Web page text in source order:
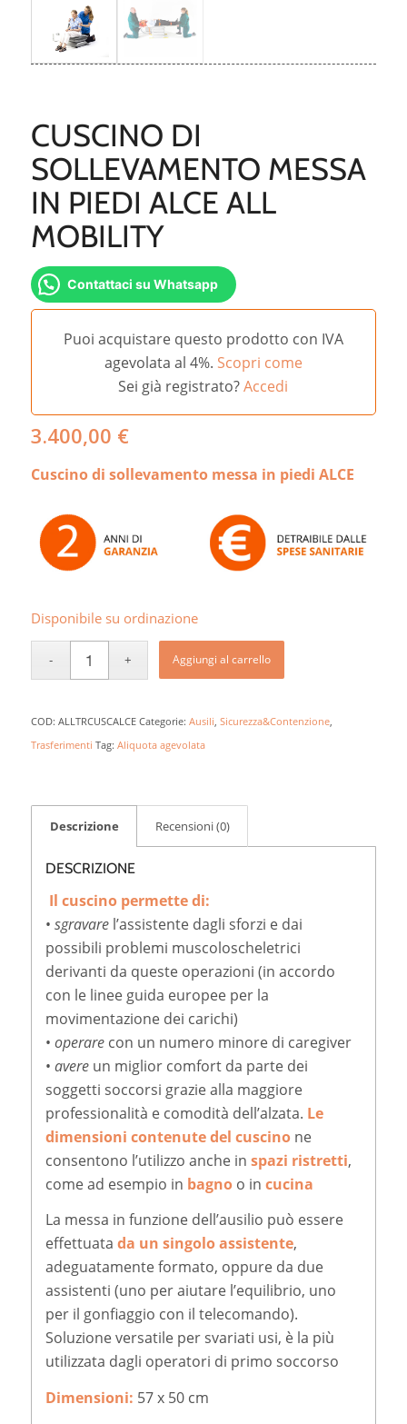
CUSCINO DI
SOLLEVAMENTO MESSA
IN PIEDI ALCE ALL
MOBILITY
Contattaci su Whatsapp
Puoi acquistare questo prodotto con IVA
agevolata al 4%. Scopri come
Sei già registrato?Accedi
3.400,00 €
Cuscino di sollevamento messa in piedi ALCE
Disponibile su ordinazione
Aggiungi al carrello
COD: ALLTRCUSCALCE Categorie: Ausili, Sicurezza&Contenzione,
Trasferimenti Tag: Aliquota agevolata
Descrizione Recensioni (0)
DESCRIZIONE
Il cuscino permette di:
• sgravarel’assistente dagli sforzi e dai
possibili problemi muscoloscheletrici
derivanti da queste operazioni (in accordo
con le linee guida europee per la
movimentazione dei carichi)
• operarecon un numero minore di caregiver
• avereun miglior comfort da parte dei
soggetti soccorsi grazie alla maggiore
professionalità e comodità dell’alzata. Le
dimensioni contenute del cuscinone
consentono l’utilizzo anche in spazi ristretti,
come ad esempio in bagnoo in cucina
La messa in funzione dell’ausilio può essere
effettuata da un singolo assistente,
adeguatamente formato, oppure da due
assistenti (uno per aiutare l’equilibrio, uno
per il gonfiaggio con il telecomando).
Soluzione versatile per svariati usi, è la più
utilizzata dagli operatori di primo soccorso
Dimensioni: 57 x 50 cm